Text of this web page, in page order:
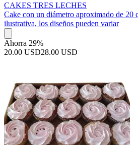
CAKES TRES LECHES
Cake con un diámetro aproximado de 20
ilustrativa, los diseños pueden variar
Ahorra 29%
20.00 USD28.00 USD